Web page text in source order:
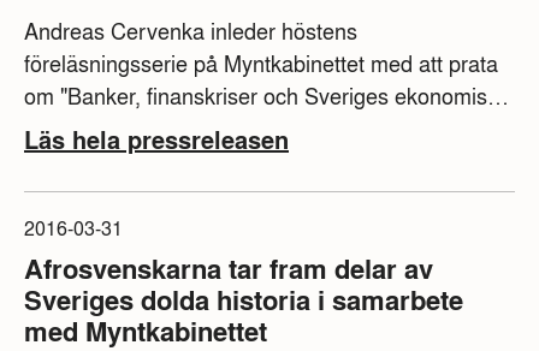
Andreas Cervenka inleder höstens
föreläsningsserie på Myntkabinettet med att prata
om "Banker, finanskriser och Sveriges ekonomiska
framtid". I föreläsningsprogrammet finns ämnen
som Brexit, årets Ekonomipristagare och
Stockholmsbörsen. Bodil Jönsson pratar utifrån sin
nya bok "Tio tankar om arbete" och Annika Rembe,
generaldirektör för Svenska Institutet, pratar om
vad ett starkt förtroende för Sverige kan tänkas
betyda.
Läs hela pressreleasen
2016-03-31
Afrosvenskarna tar fram delar av
Sveriges dolda historia i samarbete
med Myntkabinettet